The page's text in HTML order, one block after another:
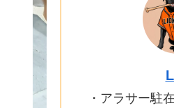
・アラサー駐